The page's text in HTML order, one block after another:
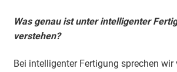
Was genau ist unter intelligenter
verstehen?
Bei intelligenter Fertigung sprechen wir